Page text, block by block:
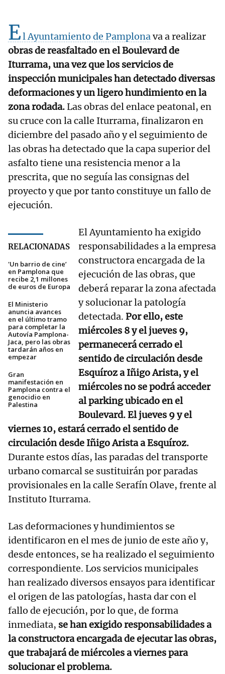
El Ayuntamiento de Pamplonava a realizar
obras de reasfaltado en el Boulevard de
Iturrama, una vez que los servicios de
inspección municipales han detectado diversas
deformaciones y un ligero hundimiento en la
zona rodada.Las obras del enlace peatonal, en
su cruce con la calle Iturrama, finalizaron en
diciembre del pasado año y el seguimiento de
las obras ha detectado que la capa superior del
asfalto tiene una resistencia menor a la
prescrita, que no seguía las consignas del
proyecto y que por tanto constituye un fallo de
ejecución.
RELACIONADAS
'Un barrio de cine’
en Pamplona que
recibe 2,1 millones
de euros de Europa
El Ministerio
anuncia avances
en el último tramo
para completar la
Autovía Pamplona-
Jaca, pero las obras
tardarán años en
empezar
Gran
manifestación en
Pamplona contra el
genocidio en
Palestina
El Ayuntamiento ha exigido
responsabilidades a la empresa
constructora encargada de la
ejecución de las obras, que
deberá reparar la zona afectada
y solucionar la patología
detectada. Por ello, este
miércoles 8 y el jueves 9,
permanecerá cerrado el
sentido de circulación desde
Esquíroz a Iñigo Arista, y el
miércoles no se podrá acceder
al parking ubicado en el
Boulevard. El jueves 9 y el
viernes 10, estará cerrado el sentido de
circulación desde Iñigo Arista a Esquíroz.
Durante estos días, las paradas del transporte
urbano comarcal se sustituirán por paradas
provisionales en la calle Serafín Olave, frente al
Instituto Iturrama.
Las deformaciones y hundimientos se
identificaron en el mes de junio de este año y,
desde entonces, se ha realizado el seguimiento
correspondiente. Los servicios municipales
han realizado diversos ensayos para identificar
el origen de las patologías, hasta dar con el
fallo de ejecución, por lo que, de forma
inmediata, se han exigido responsabilidades a
la constructora encargada de ejecutar las obras,
que trabajará de miércoles a viernes para
solucionar el problema.